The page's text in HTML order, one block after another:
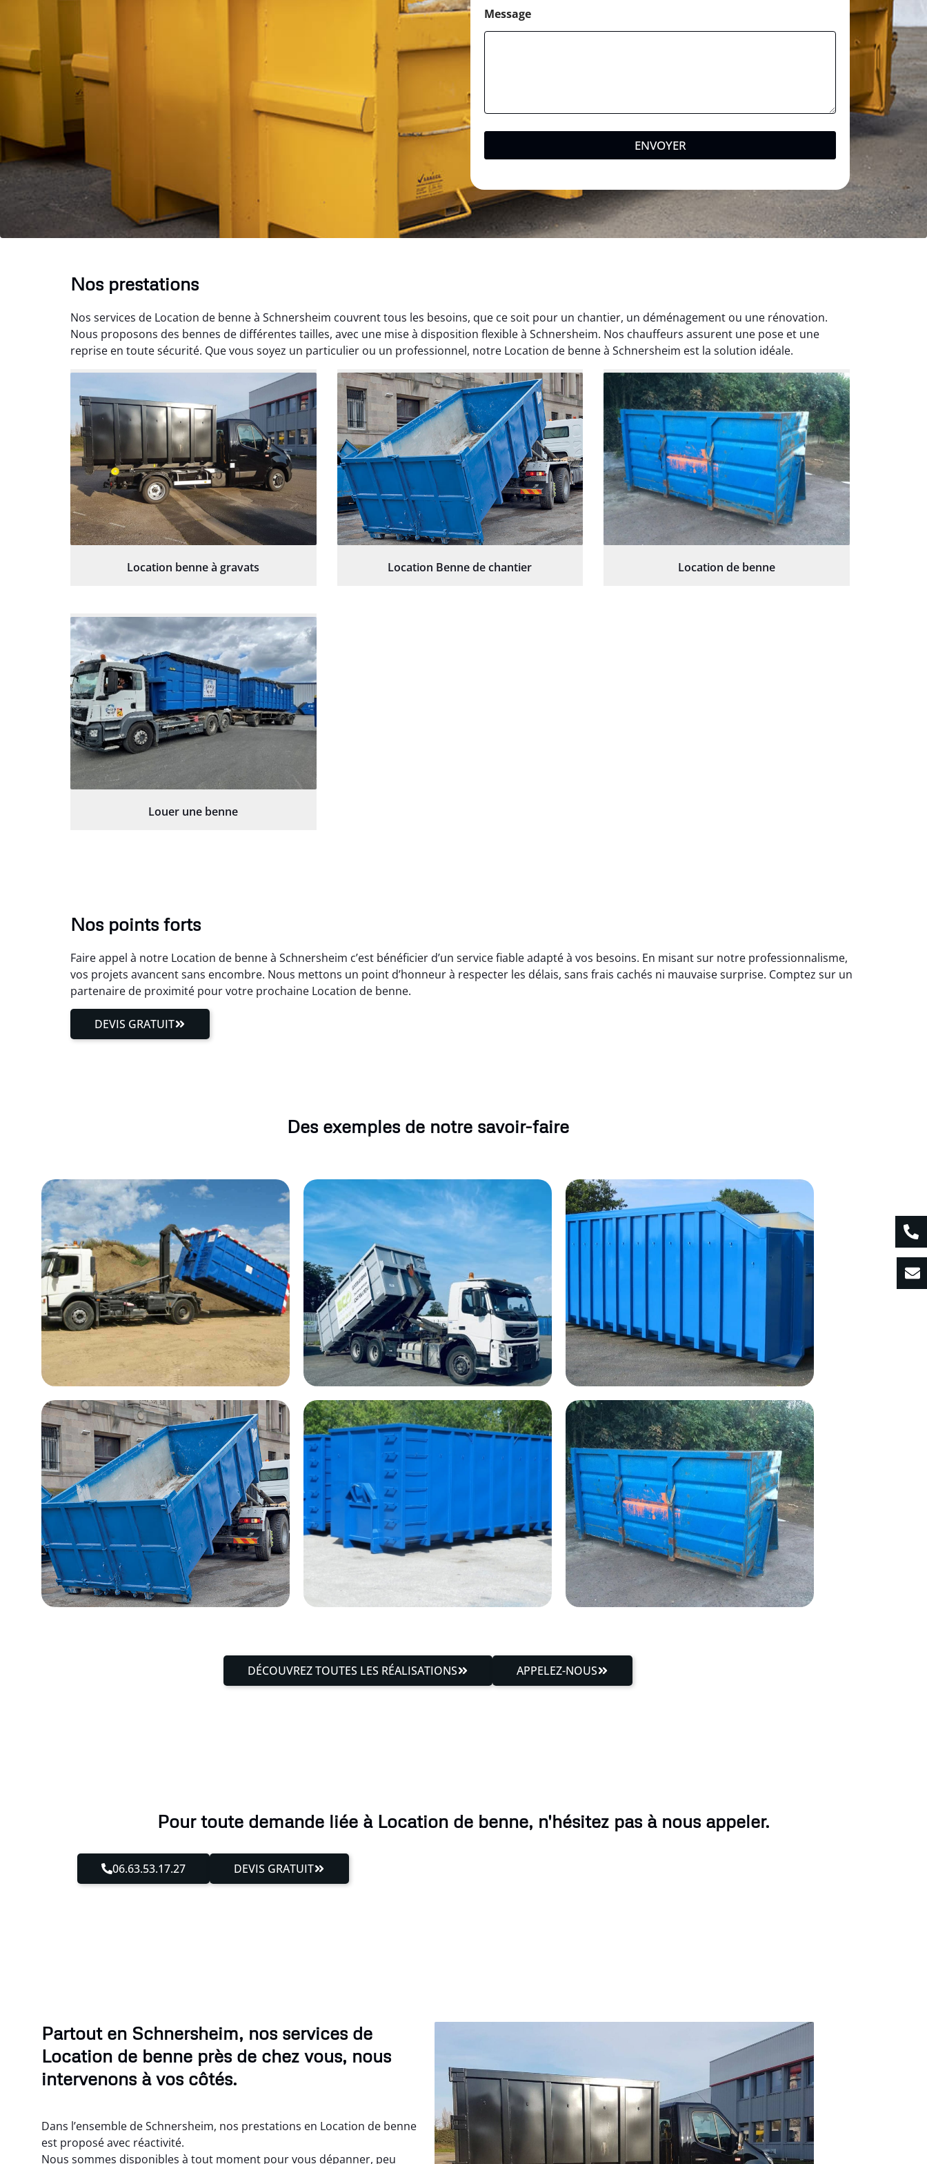
Message
ENVOYER
Nos prestations
Nos services de Location de benne à Schnersheim couvrent tous les besoins, que ce soit pour un chantier, un déménagement ou une rénovation.
Nous proposons des bennes de différentes tailles, avec une mise à disposition flexible à Schnersheim. Nos chauffeurs assurent une pose et une
reprise en toute sécurité. Que vous soyez un particulier ou un professionnel, notre Location de benne à Schnersheim est la solution idéale.
Location benne à gravats Location Benne de chantier Location de benne
Louer une benne
Nos points forts
Faire appel à notre Location de benne à Schnersheim c’est bénéficier d’un service fiable adapté à vos besoins. En misant sur notre professionnalisme,
vos projets avancent sans encombre. Nous mettons un point d’honneur à respecter les délais, sans frais cachés ni mauvaise surprise. Comptez sur un
partenaire de proximité pour votre prochaine Location de benne.
DEVIS GRATUIT
Des exemples de notre savoir-faire
DÉCOUVREZ TOUTES LES RÉALISATIONS APPELEZ-NOUS
Pour toute demande liée à Location de benne, n'hésitez pas à nous appeler.
06.63.53.17.27 DEVIS GRATUIT
Partout en Schnersheim, nos services de
Location de benne près de chez vous, nous
intervenons à vos côtés.
Dans l’ensemble de Schnersheim, nos prestations en Location de benne
est proposé avec réactivité.
Nous sommes disponibles à tout moment pour vous dépanner, peu